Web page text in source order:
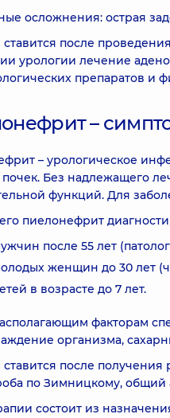
осложнения: острая
ставится после
урологии лечение
препаратов и
–
– урологическое
почек. Без надлежащего
функций. Для
пиелонефрит
после 55 лет
женщин до 30 лет
в возрасте до 7 лет.
факторам
организма,
после
по Зимницкому, общий
состоит из